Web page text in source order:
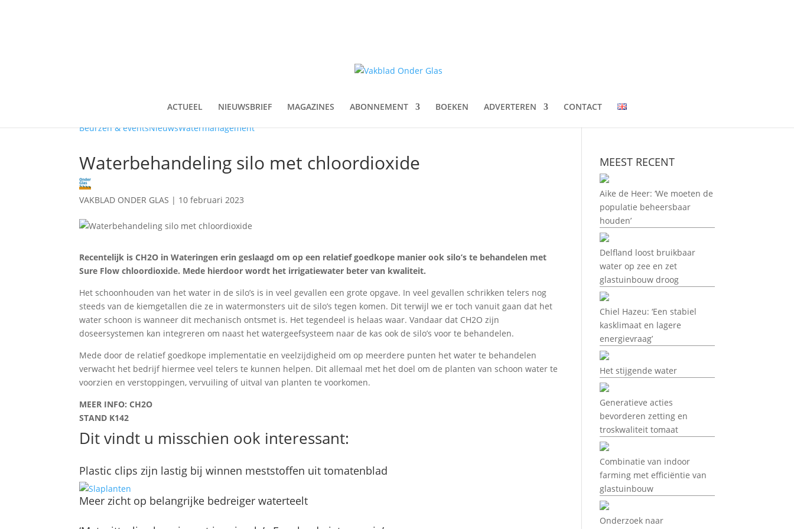
ACTUEEL NIEUWSBRIEF MAGAZINES ABONNEMENT BOEKEN ADVERTEREN
CONTACT
Beurzen & eventsNieuwsWatermanagement
Waterbehandeling silo met chloordioxide
VAKBLAD ONDER GLAS | 10 februari 2023
Recentelijk is CH2O in Wateringen erin geslaagd om op een relatief goedkope manier ook silo’s te behandelen met
Sure Flow chloordioxide. Mede hierdoor wordt het irrigatiewater beter van kwaliteit.
Het schoonhouden van het water in de silo’s is in veel gevallen een grote opgave. In veel gevallen schrikken telers nog
steeds van de kiemgetallen die ze in watermonsters uit de silo’s tegen komen. Dit terwijl we er toch vanuit gaan dat het
water schoon is wanneer dit mechanisch ontsmet is. Het tegendeel is helaas waar. Vandaar dat CH2O zijn
doseersystemen kan integreren om naast het watergeefsysteem naar de kas ook de silo’s voor te behandelen.
Mede door de relatief goedkope implementatie en veelzijdigheid om op meerdere punten het water te behandelen
verwacht het bedrijf hiermee veel telers te kunnen helpen. Dit allemaal met het doel om de planten van schoon water te
voorzien en verstoppingen, vervuiling of uitval van planten te voorkomen.
MEER INFO: CH2O
STAND K142
Dit vindt u misschien ook interessant:
Plastic clips zijn lastig bij winnen meststoffen uit tomatenblad
Meer zicht op belangrijke bedreiger waterteelt
MEEST RECENT
Aike de Heer: ‘We moeten de
populatie beheersbaar
houden’
Delfland loost bruikbaar
water op zee en zet
glastuinbouw droog
Chiel Hazeu: ‘Een stabiel
kasklimaat en lagere
energievraag’
Het stijgende water
Generatieve acties
bevorderen zetting en
troskwaliteit tomaat
Combinatie van indoor
farming met efficiëntie van
glastuinbouw
Onderzoek naar